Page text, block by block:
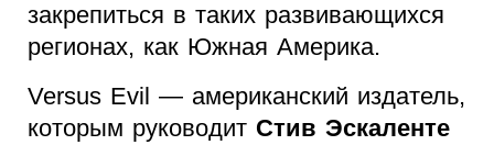
закрепиться в таких развивающихся
регионах, как Южная Америка.
Versus Evil — американский издатель,
которым руководит Стив Эскаленте